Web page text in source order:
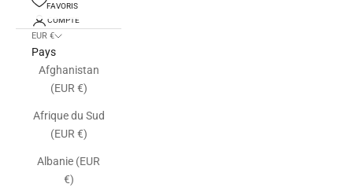
FAVORIS
COMPTE
EUR €
Pays
Afghanistan
(EUR €)
Afrique du Sud
(EUR €)
Albanie (EUR
€)